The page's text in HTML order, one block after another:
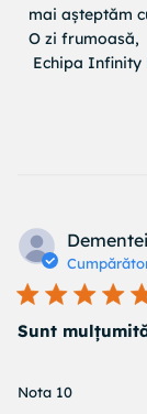
mai așteptăm
O zi frumoasă,
Echipa Infinity
Sunt
Nota 10
read more